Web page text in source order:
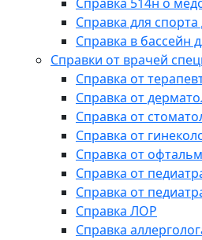
Справка 514н о
Справка для спорта
Справка в бассейн
Справки от врачей
Справка от
Справка от
Справка от
Справка от
Справка от
Справка от
Справка от
Справка ЛОР
Справка